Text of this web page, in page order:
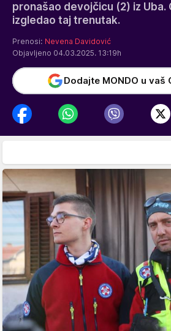
pronašao devojčicu (2) iz Uba.
izgledao taj trenutak.
Prenosi: Nevena Davidović
Objavljeno 04.03.2025. 13:19h
Dodajte MONDO u